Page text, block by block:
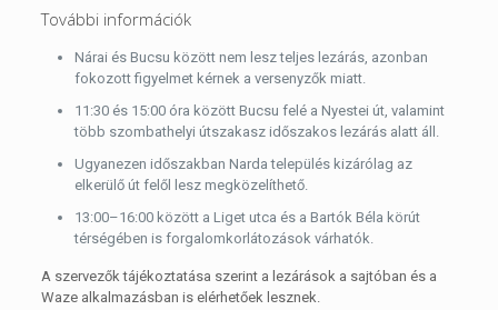
További információk
Nárai és Bucsu között nem lesz teljes lezárás, azonban
fokozott figyelmet kérnek a versenyzők miatt.
11:30 és 15:00 óra között Bucsu felé a Nyestei út, valamint
több szombathelyi útszakasz időszakos lezárás alatt áll.
Ugyanezen időszakban Narda település kizárólag az
elkerülő út felől lesz megközelíthető.
13:00–16:00 között a Liget utca és a Bartók Béla körút
térségében is forgalomkorlátozások várhatók.
A szervezők tájékoztatása szerint a lezárások a sajtóban és a
Waze alkalmazásban is elérhetőek lesznek.